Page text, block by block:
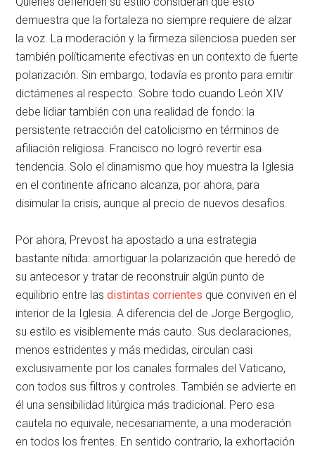
demuestra que la fortaleza no siempre requiere de alzar
la voz. La moderación y la firmeza silenciosa pueden ser
también políticamente efectivas en un contexto de fuerte
polarización. Sin embargo, todavía es pronto para emitir
dictámenes al respecto. Sobre todo cuando León XIV
debe lidiar también con una realidad de fondo: la
persistente retracción del catolicismo en términos de
afiliación religiosa. Francisco no logró revertir esa
tendencia. Solo el dinamismo que hoy muestra la Iglesia
en el continente africano alcanza, por ahora, para
disimular la crisis, aunque al precio de nuevos desafíos.
Por ahora, Prevost ha apostado a una estrategia
bastante nítida: amortiguar la polarización que heredó de
su antecesor y tratar de reconstruir algún punto de
equilibrio entre lasdistintas corrientes que conviven en el
interior de la Iglesia. A diferencia del de Jorge Bergoglio,
su estilo es visiblemente más cauto. Sus declaraciones,
menos estridentes y más medidas, circulan casi
exclusivamente por los canales formales del Vaticano,
con todos sus filtros y controles. También se advierte en
él una sensibilidad litúrgica más tradicional. Pero esa
cautela no equivale, necesariamente, a una moderación
en todos los frentes. En sentido contrario, la exhortación